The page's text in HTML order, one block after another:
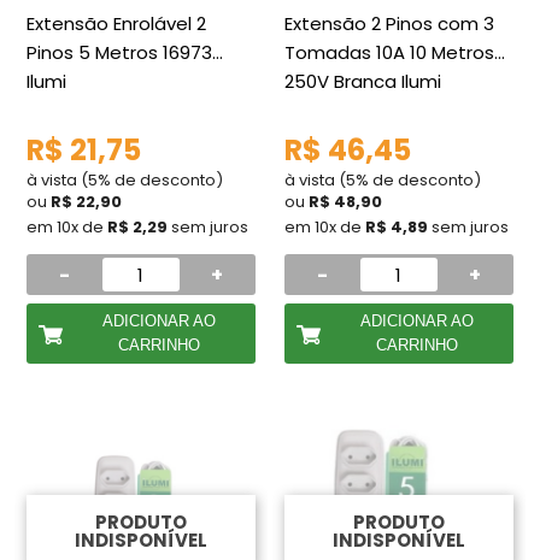
Extensão Enrolável 2
Pinos 5 Metros 16973
Ilumi
R$ 21,75
à vista (5% de desconto)
ou R$ 22,90
em 10x de R$ 2,29 sem juros
- +
ADICIONAR AO
CARRINHO
Extensão 2 Pinos com 3
Tomadas 10A 10 Metros
250V Branca Ilumi
R$ 46,45
à vista (5% de desconto)
ou R$ 48,90
em 10x de R$ 4,89 sem juros
- +
ADICIONAR AO
CARRINHO
PRODUTO
INDISPONÍVEL
PRODUTO
INDISPONÍVEL